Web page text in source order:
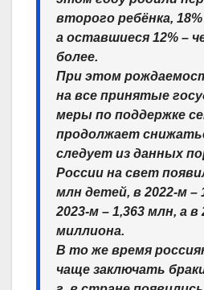
второго ребёнка,
а оставшиеся 12% –
более.
При этом
на все принятые
меры по поддержке
продолжает
следует из данных
России на свет
млн детей, в 2022-м –
2023-м – 1,363 млн, а в
миллиона.
В то же время
чаще заключать